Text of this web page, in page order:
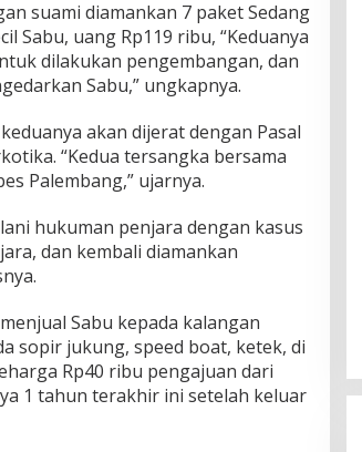
suami diamankan 7 paket Sedang
Sabu, uang Rp119 ribu, “Keduanya
dilakukan pengembangan, dan
Sabu,” ungkapnya.
akan dijerat dengan Pasal
“Kedua tersangka bersama
Palembang,” ujarnya.
hukuman penjara dengan kasus
dan kembali diamankan
Sabu kepada kalangan
sopir jukung, speed boat, ketek, di
Rp40 ribu pengajuan dari
1 tahun terakhir ini setelah keluar